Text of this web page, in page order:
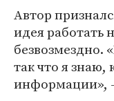
Автор
идея работать
безвозмездно.
так что я знаю,
информации»,